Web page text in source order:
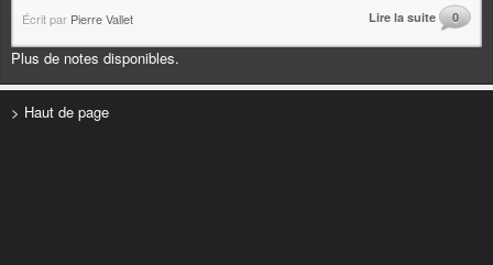
Écrit par Pierre Vallet Lire la suite 0
Plus de notes disponibles.
> Haut de page